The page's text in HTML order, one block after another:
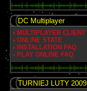
DC Multiplayer
MULTIPLAYER CLIENT
ONLINE STATE
INSTALLATION FAQ
PLAY ONLINE FAQ
TURNIEJ LUTY 2009